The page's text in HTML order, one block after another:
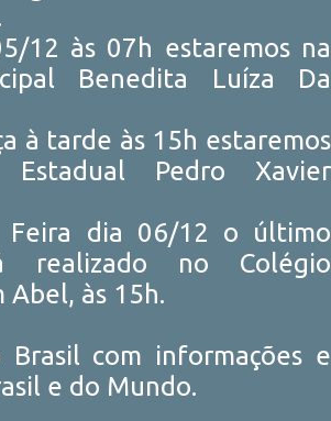
12 às 07h estaremos na
Benedita Luíza Da
à tarde às 15h estaremos
Pedro Xavier
Feira dia 06/12 o último
realizado no Colégio
Abel, às 15h.
Brasil com informações e
e do Mundo.